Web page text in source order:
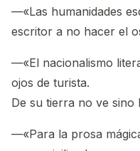
—«Las humanidades
escritor a no hacer el
—«El nacionalismo
ojos de turista.
De su tierra no ve sino
—«Para la prosa